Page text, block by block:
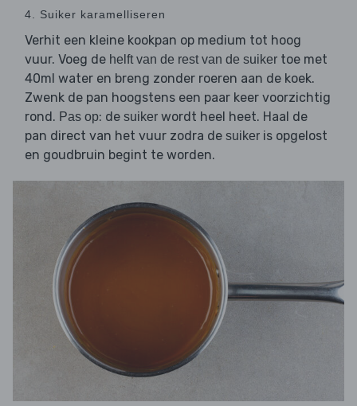
4. Suiker karamelliseren
Verhit een kleine kookpan op medium tot hoog
vuur. Voeg de helft van de rest van de suiker toe met
40ml water en breng zonder roeren aan de koek.
Zwenk de pan hoogstens een paar keer voorzichtig
rond. Pas op: de suiker wordt heel heet. Haal de
pan direct van het vuur zodra de suiker is opgelost
en goudbruin begint te worden.